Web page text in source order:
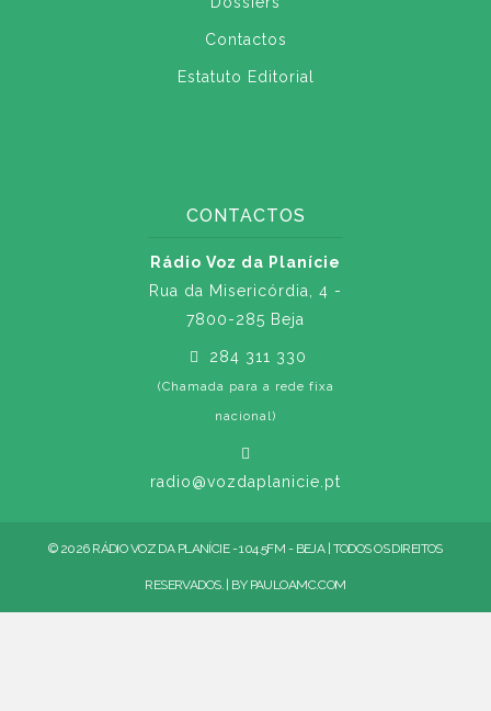
Contactos
Estatuto Editorial
CONTACTOS
Rádio Voz da Planície
Rua da Misericórdia, 4 -
7800-285 Beja
284 311 330
(Chamada para a rede fixa
nacional)
radio@vozdaplanicie.pt
© 2026 RÁDIO VOZ DA PLANÍCIE - 104.5FM - BEJA | TODOS OS DIREITOS
RESERVADOS. | BY PAULOAMC.COM